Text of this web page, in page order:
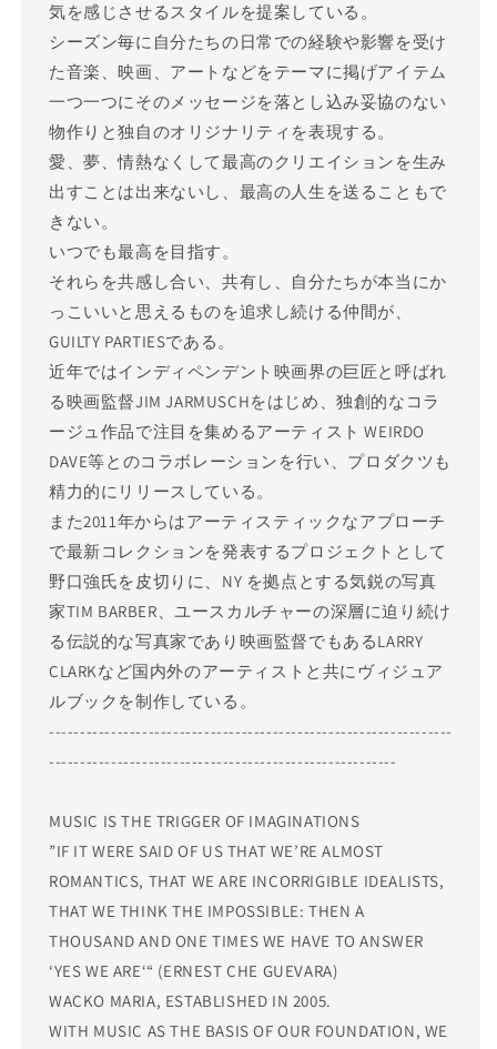
気を感じさせるスタイルを提案している。
シーズン毎に自分たちの日常での経験や影響を受け
た音楽、映画、アートなどをテーマに掲げアイテム
一つ一つにそのメッセージを落とし込み妥協のない
物作りと独自のオリジナリティを表現する。
愛、夢、情熱なくして最高のクリエイションを生み
出すことは出来ないし、最高の人生を送ることもで
きない。
いつでも最高を目指す。
それらを共感し合い、共有し、自分たちが本当にか
っこいいと思えるものを追求し続ける仲間が、
GUILTY PARTIESである。
近年ではインディペンデント映画界の巨匠と呼ばれ
る映画監督JIM JARMUSCHをはじめ、独創的なコラ
ージュ作品で注目を集めるアーティスト WEIRDO
DAVE等とのコラボレーションを行い、プロダクツも
精力的にリリースしている。
また2011年からはアーティスティックなアプローチ
で最新コレクションを発表するプロジェクトとして
野口強氏を皮切りに、NY を拠点とする気鋭の写真
家TIM BARBER、ユースカルチャーの深層に迫り続け
る伝説的な写真家であり映画監督でもあるLARRY
CLARKなど国内外のアーティストと共にヴィジュア
ルブックを制作している。
-----------------------------------------------------------------
--------------------------------------------------------
MUSIC IS THE TRIGGER OF IMAGINATIONS
”IF IT WERE SAID OF US THAT WE’RE ALMOST
ROMANTICS, THAT WE ARE INCORRIGIBLE IDEALISTS,
THAT WE THINK THE IMPOSSIBLE: THEN A
THOUSAND AND ONE TIMES WE HAVE TO ANSWER
‘YES WE ARE‘“ (ERNEST CHE GUEVARA)
WACKO MARIA, ESTABLISHED IN 2005.
WITH MUSIC AS THE BASIS OF OUR FOUNDATION, WE